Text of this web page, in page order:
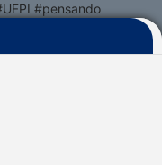
#pensando